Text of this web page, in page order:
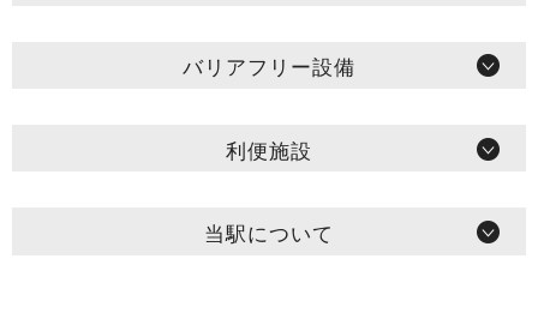
バリアフリー設備
利便施設
当駅について